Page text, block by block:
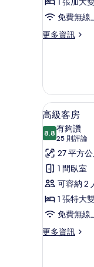
件
房
的
所
免費無線
更多資訊
更
房
的
詳
情
顯
示
高
級
客
房
的
所
有
7
高級客房
8.88.8 分，滿分
有夠讚
25 則評論
(25
則
評
論)
27 平方公
1 間臥室
可容納 2
1 張特大
免費無線
更多資訊
更